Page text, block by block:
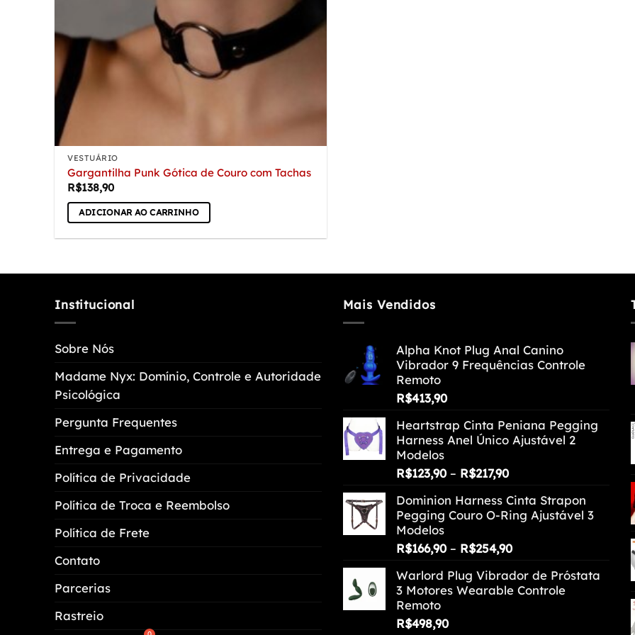
VESTUÁRIO
Gargantilha Punk Gótica de Couro com Tachas
R$138,90
ADICIONAR AO CARRINHO
Institucional
Sobre Nós
Madame Nyx: Domínio, Controle e Autoridade
Psicológica
Pergunta Frequentes
Entrega e Pagamento
Política de Privacidade
Política de Troca e Reembolso
Política de Frete
Contato
Parcerias
Rastreio
Mais Vendidos
Alpha Knot Plug Anal Canino
Vibrador 9 Frequências Controle
Remoto
R$413,90
Heartstrap Cinta Peniana Pegging
Harness Anel Único Ajustável 2
Modelos
R$123,90 – R$217,90Faixa
preço:
R$123,90
R$217,90
Dominion Harness Cinta Strapon
Pegging Couro O-Ring Ajustável 3
Modelos
R$166,90 – R$254,90Faixa
preço:
R$166,90
Warlord Plug Vibrador de Próstata
3 Motores Wearable Controle
Remoto
R$498,90